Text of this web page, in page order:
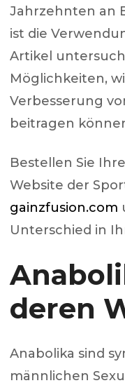
Jahrzehnten an
ist die
Artikel
Möglichkeiten,
Verbesserung
beitragen
Bestellen Sie
Website der
gainzfusion.com
Unterschied in
deren
Anabolika sind
männlichen